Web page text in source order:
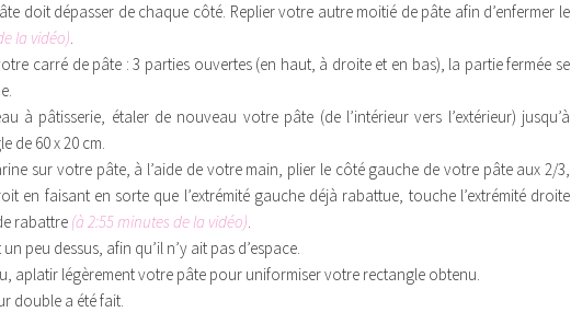
doit dépasser de chaque côté. Replier votre autre moitié de pâte afin d’enfermer le
la vidéo).
carré de pâte : 3 parties ouvertes (en haut, à droite et en bas), la partie fermée se
à pâtisserie, étaler de nouveau votre pâte (de l’intérieur vers l’extérieur) jusqu’à
de 60 x 20 cm.
sur votre pâte, à l’aide de votre main, plier le côté gauche de votre pâte aux 2/3,
en faisant en sorte que l’extrémité gauche déjà rabattue, touche l’extrémité droite
rabattre (à 2:55 minutes de la vidéo).
peu dessus, afin qu’il n’y ait pas d’espace.
aplatir légèrement votre pâte pour uniformiser votre rectangle obtenu.
double a été fait.